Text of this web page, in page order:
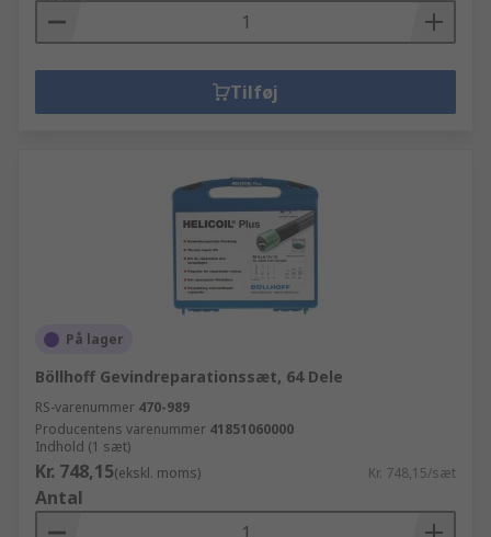
Tilføj
På lager
Böllhoff Gevindreparationssæt, 64 Dele
RS-varenummer 470-989
Producentens varenummer 41851060000
Indhold (1 sæt)
Kr. 748,15(ekskl. moms) Kr. 748,15/sæt
Antal